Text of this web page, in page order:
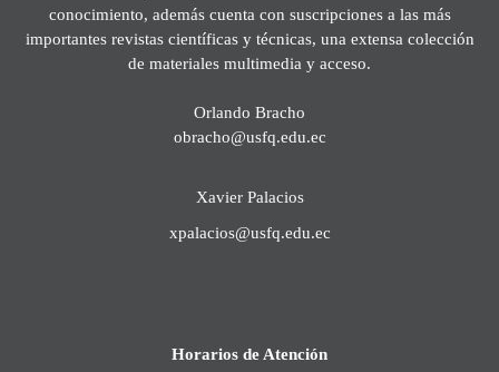
conocimiento, además cuenta con suscripciones a las más
importantes revistas científicas y técnicas, una extensa colección
de materiales multimedia y acceso.
Orlando Bracho
obracho@usfq.edu.ec
Xavier Palacios
xpalacios@usfq.edu.ec
Horarios de Atención